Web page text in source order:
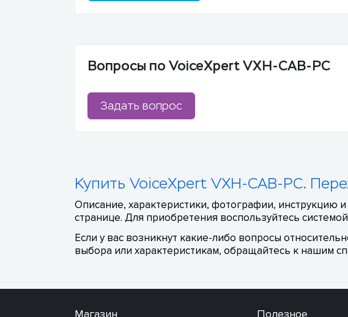
Вопросы по VoiceXpert VXH-CAB-PC
Задать вопрос
Купить VoiceXpert VXH-CAB-PC.
Описание, характеристики, фотографии, инструкцию
странице. Для приобретения воспользуйтесь системой
Если у вас возникнут какие-либо вопросы
выбора или характеристикам, обращайтесь к нашим
Магазин Полезное